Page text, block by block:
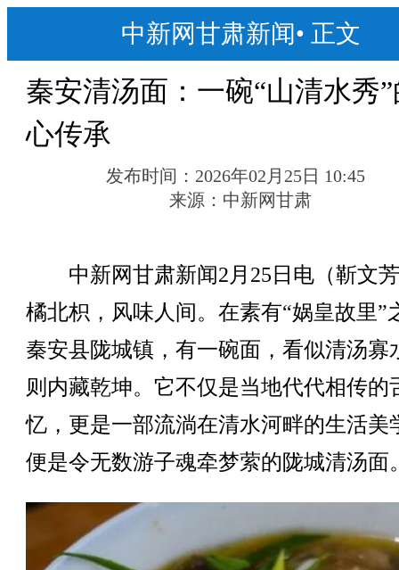
中新网甘肃新闻• 正文
秦安清汤面：一碗“山清水秀
心传承
发布时间： 2026年02月25日 10:45
来源： 中新网甘肃
中新网甘肃新闻2月25日电（靳文
橘北枳，风味人间。在素有“娲皇故里”
秦安县陇城镇，有一碗面，看似清汤寡
则内藏乾坤。它不仅是当地代代相传的
忆，更是一部流淌在清水河畔的生活美
便是令无数游子魂牵梦萦的陇城清汤面